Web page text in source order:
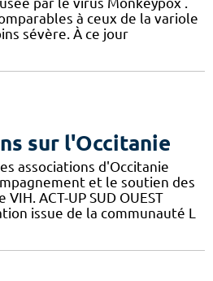
à ceux de la variole
sévère. À ce jour
sur l'Occitanie
associations d'Occitanie
et le soutien des
ACT-UP SUD OUEST
issue de la communauté L